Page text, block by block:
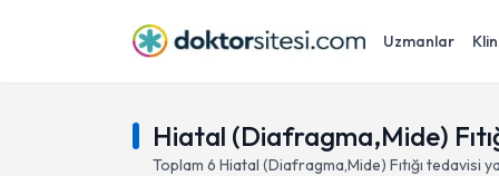
Uzmanlar
Hiatal (Diafragma,Mide)
Toplam 6 Hiatal (Diafragma,Mide) Fıtığı tedavisi